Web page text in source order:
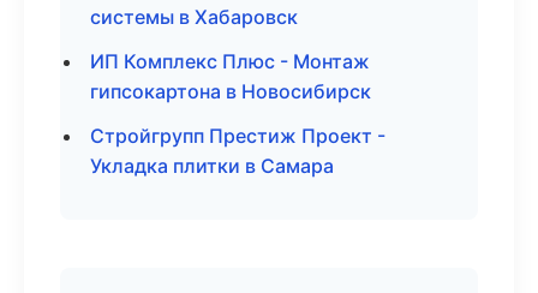
системы в Хабаровск
ИП Комплекс Плюс - Монтаж
гипсокартона в Новосибирск
Стройгрупп Престиж Проект -
Укладка плитки в Самара